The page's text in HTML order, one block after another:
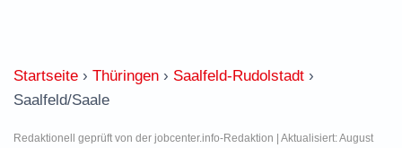
Startseite › Thüringen › Saalfeld-Rudolstadt ›
Saalfeld/Saale
Redaktionell geprüft von der jobcenter.info-Redaktion | Aktualisiert: August